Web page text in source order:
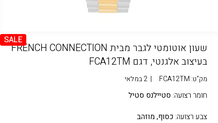
SALE
שעון אוטומטי לגבר מבית FRENCH CONNECTION
בעיצוב אלגנטי, דגם FCA12TM
מק"ט: FCA12TM
| 2 במלאי
חומר רצועה: סטיילנס סטיל
צבע רצועה: כסוף,מוזהב